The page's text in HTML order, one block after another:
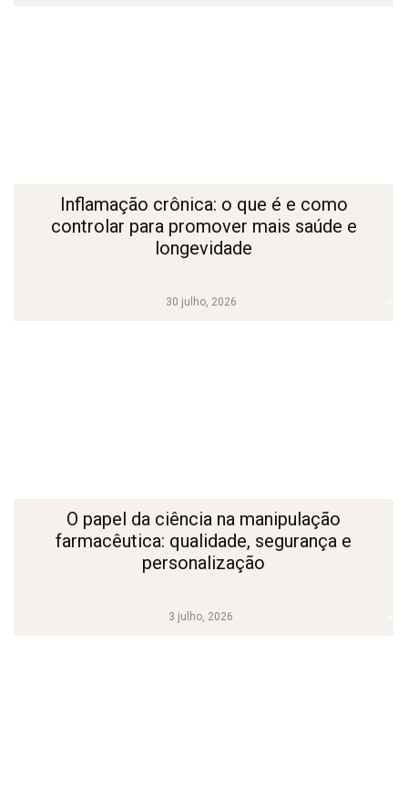
30 julho, 2026
Inflamação crônica: o que é e como
controlar para promover mais saúde e
longevidade
3 julho, 2026
O papel da ciência na manipulação
farmacêutica: qualidade, segurança e
personalização